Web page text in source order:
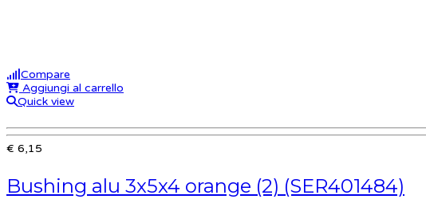
Compare
Aggiungi al carrello
Quick view
€ 6,15
Bushing alu 3x5x4 orange (2) (SER401484)